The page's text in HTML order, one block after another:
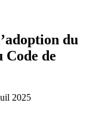
du
Code de
2025